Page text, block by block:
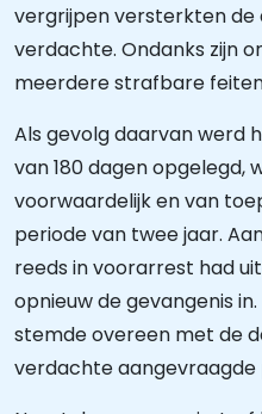
vergrijpen versterkten
verdachte. Ondanks zijn
meerdere strafbare
Als gevolg daarvan werd
van 180 dagen opgelegd,
voorwaardelijk en van
periode van twee jaar.
reeds in voorarrest had
opnieuw de gevangenis
stemde overeen met de
verdachte aangevraagde